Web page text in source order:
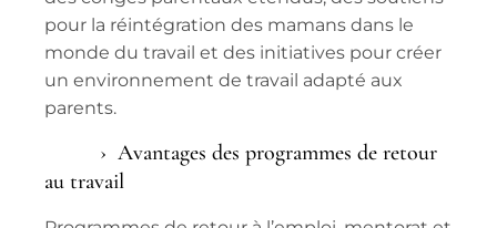
pour la réintégration des mamans dans le
monde du travail et des initiatives pour créer
un environnement de travail adapté aux
parents.
Avantages des programmes de retour
au travail